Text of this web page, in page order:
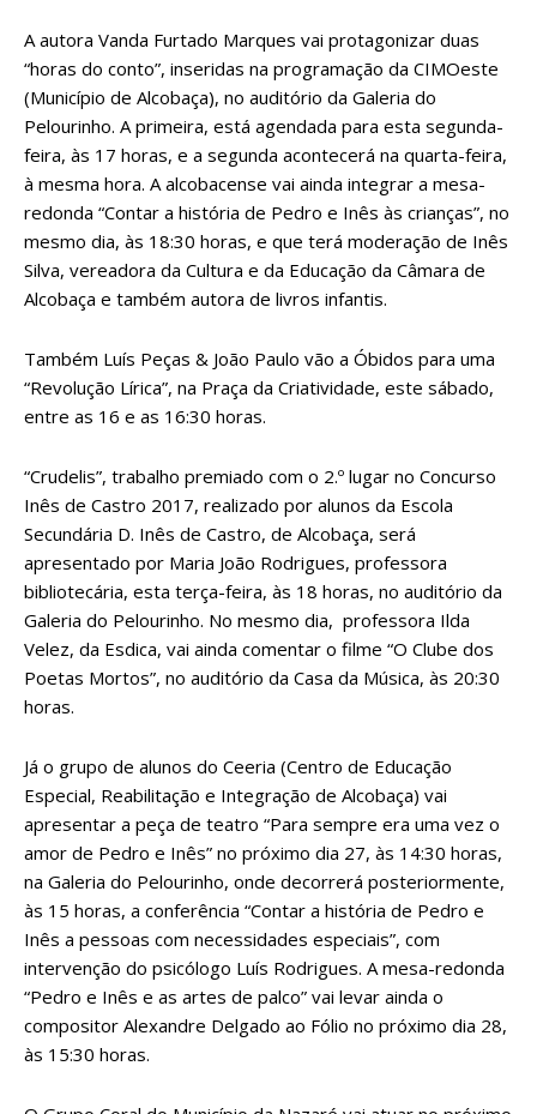
A autora Vanda Furtado Marques vai protagonizar duas
“horas do conto”, inseridas na programação da CIMOeste
(Município de Alcobaça), no auditório da Galeria do
Pelourinho. A primeira, está agendada para esta segunda-
feira, às 17 horas, e a segunda acontecerá na quarta-feira,
à mesma hora. A alcobacense vai ainda integrar a mesa-
redonda “Contar a história de Pedro e Inês às crianças”, no
mesmo dia, às 18:30 horas, e que terá moderação de Inês
Silva, vereadora da Cultura e da Educação da Câmara de
Alcobaça e também autora de livros infantis.
Também Luís Peças & João Paulo vão a Óbidos para uma
“Revolução Lírica”, na Praça da Criatividade, este sábado,
entre as 16 e as 16:30 horas.
“Crudelis”, trabalho premiado com o 2.º lugar no Concurso
Inês de Castro 2017, realizado por alunos da Escola
Secundária D. Inês de Castro, de Alcobaça, será
apresentado por Maria João Rodrigues, professora
bibliotecária, esta terça-feira, às 18 horas, no auditório da
Galeria do Pelourinho. No mesmo dia, professora Ilda
Velez, da Esdica, vai ainda comentar o filme “O Clube dos
Poetas Mortos”, no auditório da Casa da Música, às 20:30
horas.
Já o grupo de alunos do Ceeria (Centro de Educação
Especial, Reabilitação e Integração de Alcobaça) vai
apresentar a peça de teatro “Para sempre era uma vez o
amor de Pedro e Inês” no próximo dia 27, às 14:30 horas,
na Galeria do Pelourinho, onde decorrerá posteriormente,
às 15 horas, a conferência “Contar a história de Pedro e
Inês a pessoas com necessidades especiais”, com
intervenção do psicólogo Luís Rodrigues. A mesa-redonda
“Pedro e Inês e as artes de palco” vai levar ainda o
compositor Alexandre Delgado ao Fólio no próximo dia 28,
às 15:30 horas.